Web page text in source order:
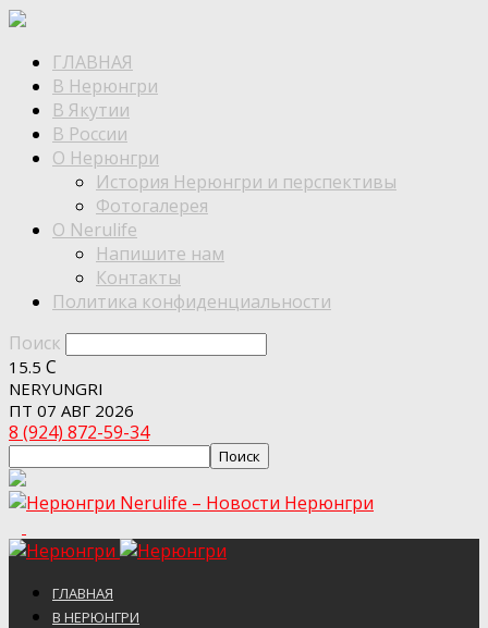
ГЛАВНАЯ
В Нерюнгри
В Якутии
В России
О Нерюнгри
История Нерюнгри и перспективы
Фотогалерея
О Nerulife
Напишите нам
Контакты
Политика конфиденциальности
Поиск
15.5 C
NERYUNGRI
ПТ 07 АВГ 2026
8 (924) 872-59-34
Nerulife – Новости Нерюнгри
ГЛАВНАЯ
В НЕРЮНГРИ